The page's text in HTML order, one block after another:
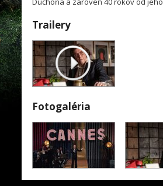
Trailery
Fotogaléria